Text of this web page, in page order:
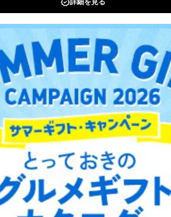
DOWNLOAD FOR IOS
DOWNLOAD FOR ANDROID
利用方法はこちら
総合案内
採用情報
お問い合わせ
特定商取引法に基づく表示
出版社の皆様へ